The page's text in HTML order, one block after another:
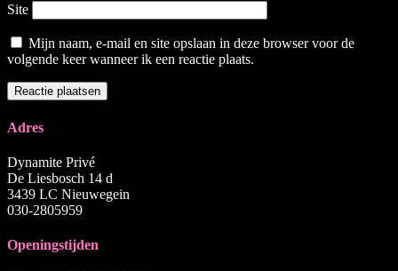
Site
Mijn naam, e-mail en site opslaan in deze browser voor de
volgende keer wanneer ik een reactie plaats.
Adres
Dynamite Privé
De Liesbosch 14 d
3439 LC Nieuwegein
030-2805959
Openingstijden